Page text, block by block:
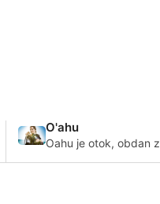
O'ahu
Oahu je otok, obdan z